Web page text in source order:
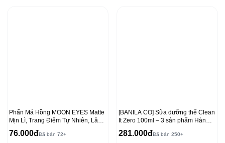
Phấn Má Hồng MOON EYES Matte
Mịn Lì, Trang Điểm Tự Nhiên, Lâu
Trôi 6,5g
76.000đĐã bán 72+
[BANILA CO] Sữa dưỡng thể Clean
It Zero 100ml – 3 sản phẩm Hàn
Quốc hàng đầu
281.000đĐã bán 250+